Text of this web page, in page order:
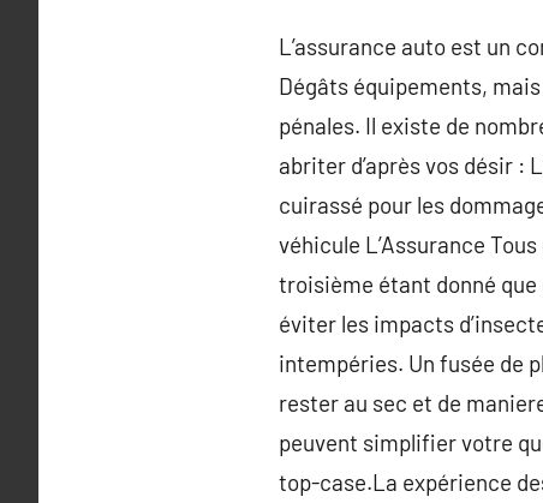
L’assurance auto est un
Dégâts équipements,
pénales. Il existe de
abriter d’après vos désir :
cuirassé pour les
véhicule L’Assurance
troisième étant donné
éviter les impacts
intempéries. Un fusée de
rester au sec et de
peuvent simplifier votre
top-case.La expérience